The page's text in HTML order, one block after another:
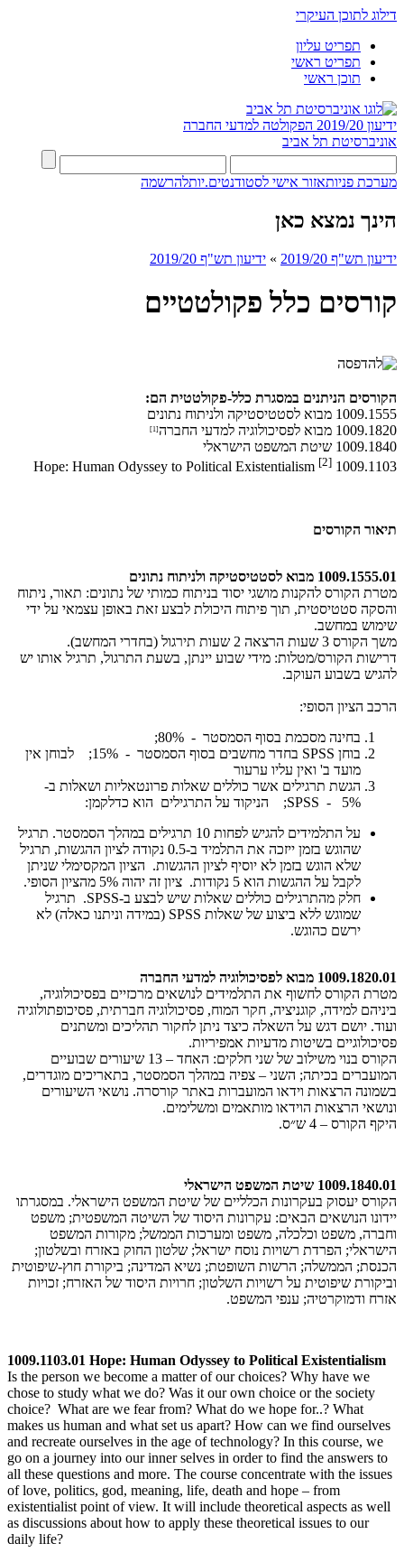
דילוג לתוכן העיקרי
תפריט עליון
תפריט ראשי
תוכן ראשי
ידיעון 2019/20
הפקולטה למדעי החברה
אוניברסיטת תל אביב
מערכת פניותאזור אישי לסטודנטים.יותלהרשמה
הינך נמצא כאן
ידיעון תש"ף 2019/20 » ידיעון תש"ף 2019/20
קורסים כלל פקולטטיים
הקורסים הניתנים במסגרת כלל-פקולטטית הם:
1009.1555 מבוא לסטטיסטיקה ולניתוח נתונים
1009.1820 מבוא לפסיכולוגיה למדעי החברה
[1]
1009.1840 שיטת המשפט הישראלי
1009.1103
[
Hope: Human Odyssey to Political Existentialism [2
תיאור הקורסים
1009.1555.01 מבוא לסטטיסטיקה ולניתוח נתונים
מטרת הקורס להקנות מושגי יסוד בניתוח כמותי של נתונים: תאור, ניתוח
והסקה סטטיסטית, תוך פיתוח היכולת לבצע זאת באופן עצמאי על ידי
שימוש במחשב.
משך הקורס 3 שעות הרצאה 2 שעות תירגול (בחדרי המחשב).
דרישות הקורס/מטלות: מידי שבוע יינתן, בשעת התרגול, תרגיל אותו יש
להגיש בשבוע העוקב.
​הרכב הציון הסופי:
בחינה מסכמת בסוף הסמסטר - 80%;
בוחן SPSS בחדר מחשבים בסוף הסמסטר - 15%; לבוחן אין
מועד ב' ואין עליו ערעור
הגשת תרגילים אשר כוללים שאלות פרונטאליות ושאלות ב-
SPSS - 5%; הניקוד על התרגילים הוא כדלקמן:
על התלמידים להגיש לפחות 10 תרגילים במהלך הסמסטר. תרגיל
שהוגש בזמן ייזכה את התלמיד ב-0.5 נקודה לציון ההגשות, תרגיל
שלא הוגש בזמן לא יוסיף לציון ההגשות. הציון המקסימלי שניתן
לקבל על ההגשות הוא 5 נקודות. ציון זה יהוה 5% מהציון הסופי.
חלק מהתרגילים כוללים שאלות שיש לבצע ב-SPSS. תרגיל
שמוגש ללא ביצוע של שאלות SPSS (במידה וניתנו כאלה) לא
ירשם כהוגש.
1009.1820.01 מבוא לפסיכולוגיה למדעי החברה
מטרת הקורס לחשוף את התלמידים לנושאים מרכזיים בפסיכולוגיה,
ביניהם למידה, קוגניציה, חקר המוח, פסיכולוגיה חברתית, פסיכופתולוגיה
ועוד. יושם דגש על השאלה כיצד ניתן לחקור תהליכים ומשתנים
פסיכולוגיים בשיטות מדעיות אמפיריות.
הקורס בנוי משילוב של שני חלקים: האחד – 13 שיעורים שבועיים
המועברים בכיתה; השני – צפיה במהלך הסמסטר, בתאריכים מוגדרים,
בשמונה הרצאות וידאו המועברות באתר קורסרה. נושאי השיעורים
ונושאי הרצאות הוידאו מותאמים ומשלימים.
​​היקף הקורס – 4 ש״ס.
1009.1840.01 שיטת המשפט הישראלי
הקורס יעסוק בעקרונות הכלליים של שיטת המשפט הישראלי. במסגרתו
יידונו הנושאים הבאים: עקרונות היסוד של השיטה המשפטית; משפט
וחברה, משפט וכלכלה, משפט ומערכות הממשל; מקורות המשפט
הישראלי; הפרדת רשויות נוסח ישראל; שלטון החוק באזרח ובשלטון;
הכנסת; הממשלה; הרשות השופטת; נשיא המדינה; ביקורת חוץ-שיפוטית
וביקורת שיפוטית על רשויות השלטון; חרויות היסוד של האזרח; זכויות
אזרח ודמוקרטיה; ענפי המשפט.
1009.1103.01 Hope: Human Odyssey to Political Existentialism
Is the person we become a matter of our choices? Why have we
chose to study what we do? Was it our own choice or the society
choice? What are we fear from? What do we hope for..? What
makes us human and what set us apart? How can we find ourselves
and recreate ourselves in the age of technology? In this course, we
go on a journey into our inner selves in order to find the answers to
all these questions and more. The course concentrate with the issues
of love, politics, god, meaning, life, death and hope – from
existentialist point of view. It will include theoretical aspects as well
as discussions about how to apply these theoretical issues to our
daily life?